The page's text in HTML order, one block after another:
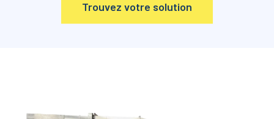
Trouvez votre solution